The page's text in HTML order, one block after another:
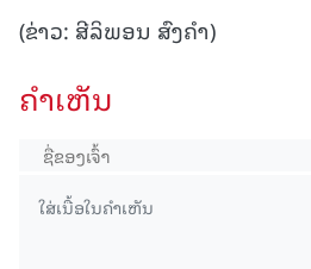
(ຂ່າວ: ສີລິພອນ ສົງຄຳ)
ຄໍາເຫັນ